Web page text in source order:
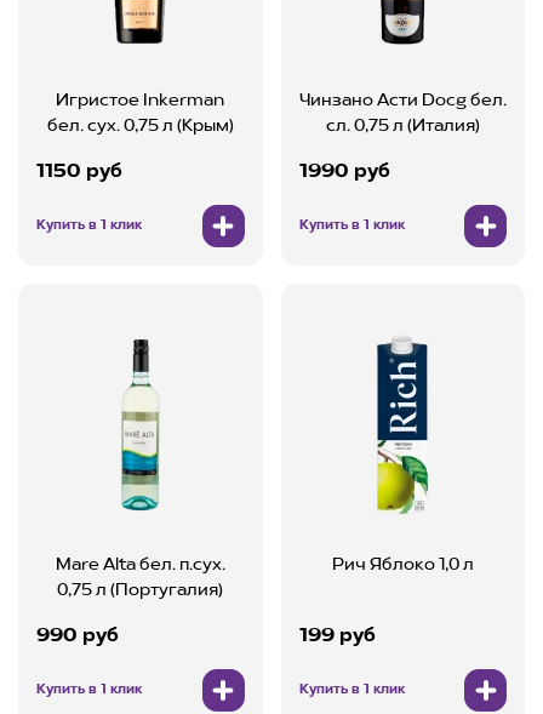
Игристое Inkerman
бел. сух. 0,75 л (Крым)
1150 руб
Купить в 1 клик
Чинзано Асти Docg бел.
сл. 0,75 л (Италия)
1990 руб
Купить в 1 клик
Mare Alta бел. п.сух.
0,75 л (Португалия)
990 руб
Купить в 1 клик
Рич Яблоко 1,0 л
199 руб
Купить в 1 клик